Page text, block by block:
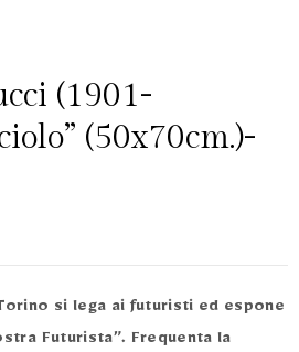
(1901-
(50x70cm.)-
si lega ai futuristi ed espone
Futurista”. Frequenta la